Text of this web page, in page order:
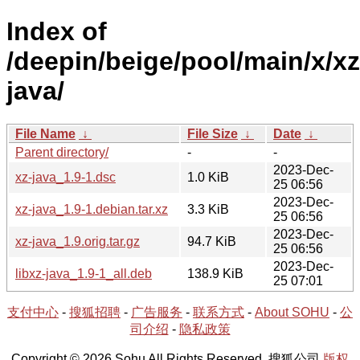
Index of
/deepin/beige/pool/main/x/
java/
File Name ↓ File Size ↓ Date ↓
Parent directory/
-
-
xz-java_1.9-1.dsc
1.0 KiB
2023-Dec-
25 06:56
xz-java_1.9-1.debian.tar.xz
3.3 KiB
2023-Dec-
25 06:56
xz-java_1.9.orig.tar.gz
94.7 KiB
2023-Dec-
25 06:56
libxz-java_1.9-1_all.deb
138.9 KiB
2023-Dec-
25 07:01
支付中心 - 搜狐招聘 - 广告服务 - 联系方式 - About SOHU - 公
司介绍 - 隐私政策